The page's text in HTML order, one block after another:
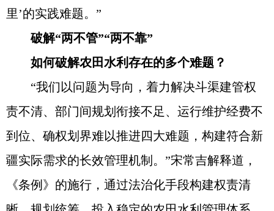
里’的实践难题。”
破解“两不管”“两不靠”
如何破解农田水利存在的多个难题？
“我们以问题为导向，着力解决斗渠建管权
责不清、部门间规划衔接不足、运行维护经费不
到位、确权划界难以推进四大难题，构建符合新
疆实际需求的长效管理机制。”宋常吉解释道，
《条例》的施行，通过法治化手段构建权责清